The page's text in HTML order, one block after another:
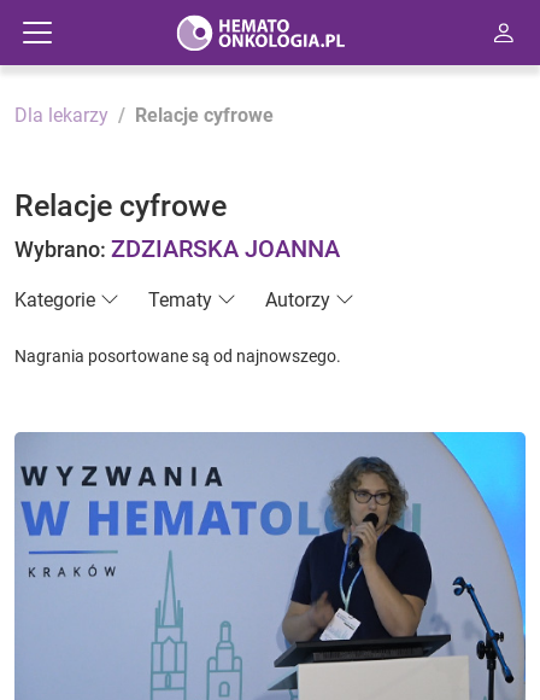
Dla lekarzy Relacje cyfrowe
Relacje cyfrowe
Wybrano: ZDZIARSKA JOANNA
Kategorie Tematy Autorzy
Nagrania posortowane są od najnowszego.